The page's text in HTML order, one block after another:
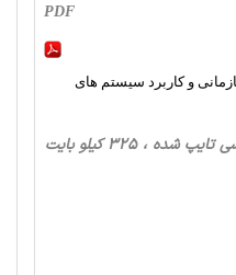
PDF
و کاربرد سیستم های
، فناوری اطلاعات، 20 صفحه فارسی تایپ شده ، 325 کیلو بایت